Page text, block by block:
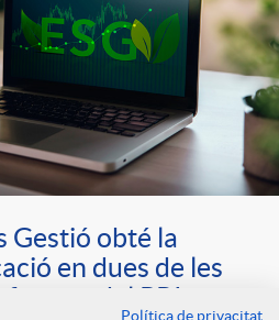
Gestió obté la
en dues de les
del PRI
Política de privacitat